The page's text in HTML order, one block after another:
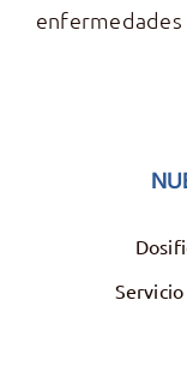
enfermedades